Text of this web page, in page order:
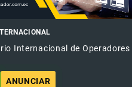
Internacional de Operadores
ANUNCIAR